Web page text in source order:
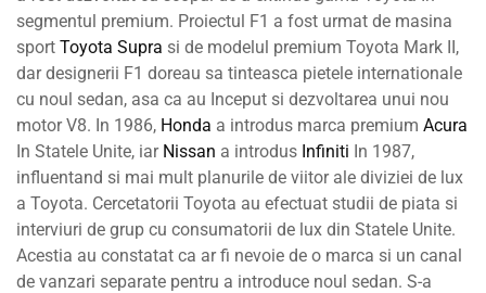
segmentul premium. Proiectul F1 a fost urmat de masina
sport Toyota Supra si de modelul premium Toyota Mark II,
dar designerii F1 doreau sa tinteasca pietele internationale
cu noul sedan, asa ca au Inceput si dezvoltarea unui nou
motor V8. In 1986, Honda a introdus marca premium Acura
In Statele Unite, iar Nissan a introdus Infiniti In 1987,
influentand si mai mult planurile de viitor ale diviziei de lux
a Toyota. Cercetatorii Toyota au efectuat studii de piata si
interviuri de grup cu consumatorii de lux din Statele Unite.
Acestia au constatat ca ar fi nevoie de o marca si un canal
de vanzari separate pentru a introduce noul sedan. S-a